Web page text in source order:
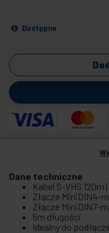
Dostępne
Dane techniczne
Kabel S-VHS
Złącze MiniDIN4-
Złącze MiniDIN7-
5m długości
Idealny do